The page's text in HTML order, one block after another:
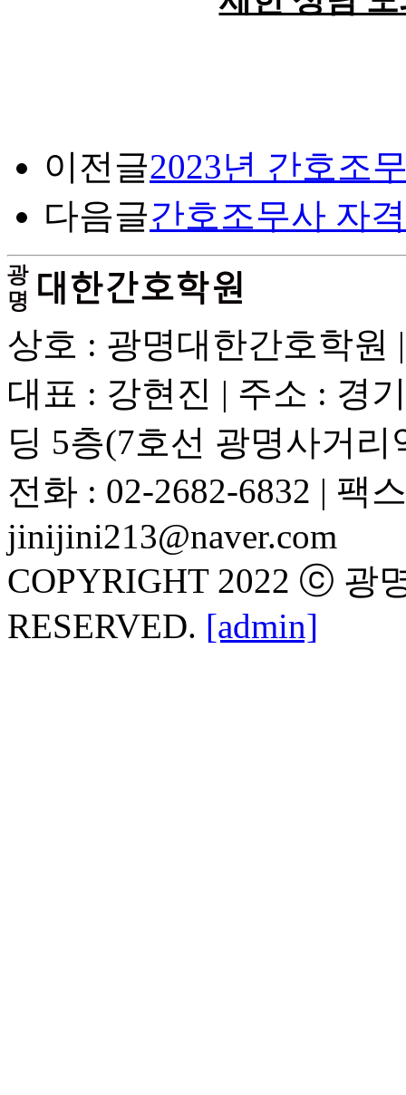
이전글2023년 간호조
다음글간호조무사 자
상호 : 광명대한간호학원
대표 : 강현진 | 주소 : 경
딩 5층(7호선 광명사거리
전화 : 02-2682-6832 | 팩
jinijini213@naver.com
COPYRIGHT 2022 ⓒ 광
RESERVED. [admin]